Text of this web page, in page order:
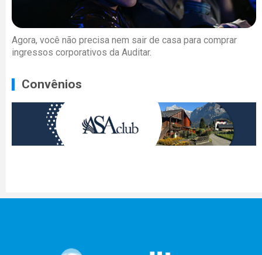
Agora, você não precisa nem sair de casa para comprar
ingressos corporativos da Auditar.
Convênios